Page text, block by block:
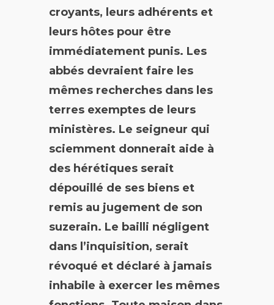
croyants, leurs adhérents et
leurs hôtes pour être
immédiatement punis. Les
abbés devraient faire les
mêmes recherches dans les
terres exemptes de leurs
ministères. Le seigneur qui
sciemment donnerait aide à
des hérétiques serait
dépouillé de ses biens et
remis au jugement de son
suzerain. Le bailli négligent
dans l’inquisition, serait
révoqué et déclaré à jamais
inhabile à exercer les mêmes